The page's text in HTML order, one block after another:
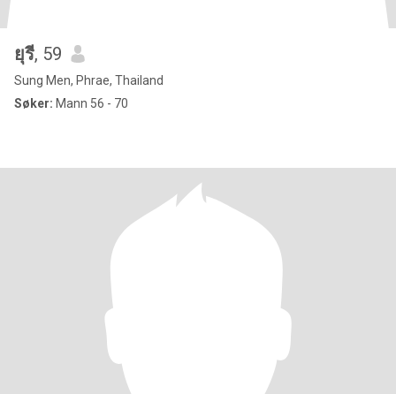
ยุรี, 59
Sung Men, Phrae, Thailand
Søker: Mann 56 - 70